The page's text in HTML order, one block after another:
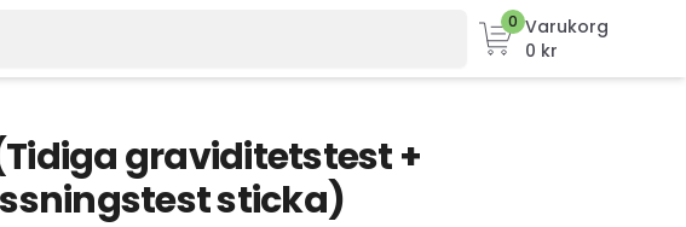
0 Varukorg
0 kr
(Tidiga graviditetstest +
sticka)